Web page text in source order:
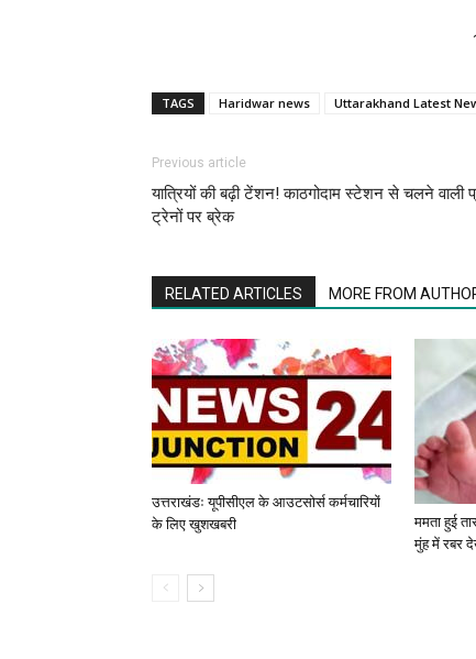
TAGS Haridwar news Uttarakhand Latest
Previous article
यात्रियों की बढ़ी टेंशन! काठगोदाम स्टेशन से चलने वाली
ट्रेनों पर ब्रेक
RELATED ARTICLES MORE FROM
उत्तराखंडः यूपीसीएल के आउटसोर्स कर्मचारियों
के लिए खुशखबरी
ममता हुई
मुंह में रबर